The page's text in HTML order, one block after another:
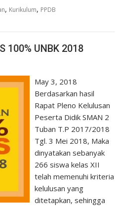
, Kurikulum, PPDB
100% UNBK 2018
May 3, 2018
Berdasarkan hasil
Rapat Pleno Kelulusan
Peserta Didik SMAN 2
Tuban T.P 2017/2018
Tgl. 3 Mei 2018, Maka
dinyatakan sebanyak
266 siswa kelas XII
telah memenuhi kriteria
kelulusan yang
ditetapkan, sehingga